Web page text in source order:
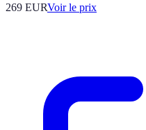
269 EURVoir le prix